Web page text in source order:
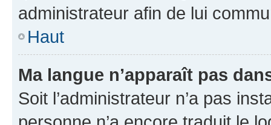
administrateur afin de lui
Haut
Ma langue n’apparaît pas
Soit l’administrateur n’a pas